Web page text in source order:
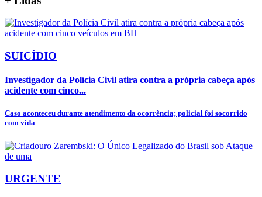
SUICÍDIO
Investigador da Polícia Civil atira contra a própria cabeça após
acidente com cinco...
Caso aconteceu durante atendimento da ocorrência; policial foi socorrido
com vida
URGENTE